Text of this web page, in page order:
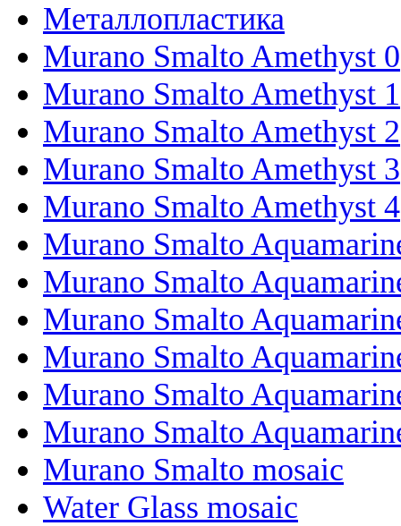
Металлопластика
Murano Smalto Amethyst 0
Murano Smalto Amethyst 1
Murano Smalto Amethyst 2
Murano Smalto Amethyst 3
Murano Smalto Amethyst 4
Murano Smalto
Murano Smalto
Murano Smalto
Murano Smalto
Murano Smalto
Murano Smalto
Murano Smalto mosaic
Water Glass mosaic